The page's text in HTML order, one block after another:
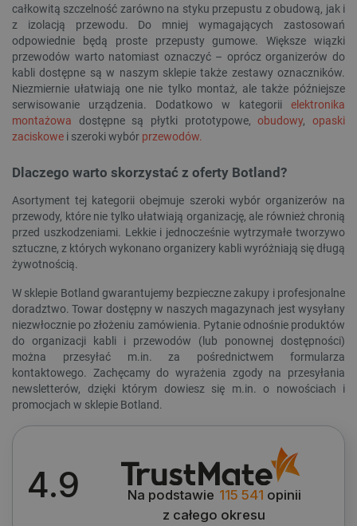
Cena
4.9 Na podstawie 115 541 opinii
z całego okresu
całkowitą szczelność zarówno na styku przepustu z obudową, jak i
z izolacją przewodu. Do mniej wymagających zastosowań
odpowiednie będą proste przepusty gumowe. Większe wiązki
przewodów warto natomiast oznaczyć – oprócz organizerów do
kabli dostępne są w naszym sklepie także zestawy oznaczników.
Niezmiernie ułatwiają one nie tylko montaż, ale także późniejsze
serwisowanie urządzenia. Dodatkowo w kategorii elektronika
montażowa dostępne są płytki prototypowe,obudowy,opaski
zaciskowe i szeroki wybór przewodów.
Dlaczego warto skorzystać z oferty Botland?
Asortyment tej kategorii obejmuje szeroki wybór organizerów na
przewody, które nie tylko ułatwiają organizację, ale również chronią
przed uszkodzeniami. Lekkie i jednocześnie wytrzymałe tworzywo
sztuczne, z których wykonano organizery kabli wyróżniają się długą
żywotnością.
W sklepie Botland gwarantujemy bezpieczne zakupy i profesjonalne
doradztwo. Towar dostępny w naszych magazynach jest wysyłany
niezwłocznie po złożeniu zamówienia. Pytanie odnośnie produktów
do organizacji kabli i przewodów (lub ponownej dostępności)
można przesyłać m.in. za pośrednictwem formularza
kontaktowego. Zachęcamy do wyrażenia zgody na przesyłania
newsletterów, dzięki którym dowiesz się m.in. o nowościach i
promocjach w sklepie Botland.
__cf_bm
Cloudflare Inc.
.webshopapp.com
botland.com.pl